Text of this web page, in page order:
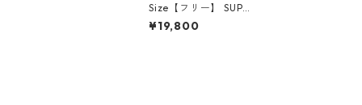
Size【フリー】 SUPR
EME シュプリーム ×N
ew Era 25FW Box Lo
¥19,800